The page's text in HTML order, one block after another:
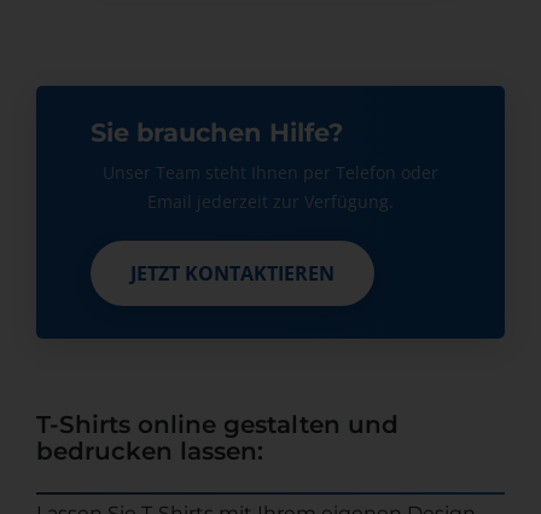
Sie brauchen Hilfe?
Unser Team steht Ihnen per Telefon oder
Email jederzeit zur Verfügung.
JETZT KONTAKTIEREN
JETZT KONTAKTIEREN
T-Shirts online gestalten und
bedrucken lassen: